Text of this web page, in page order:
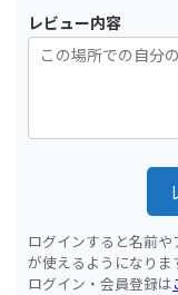
レビュー内容
ログインすると名前
が使えるようになりま
ログイン・会員登録は